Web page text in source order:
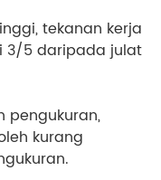
tekanan kerja
3/5 daripada julat
pengukuran,
kurang